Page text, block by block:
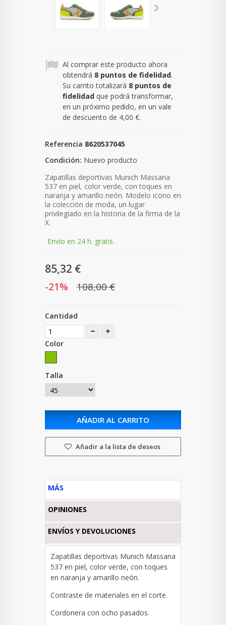
Al comprar este producto ahora
obtendrá 8 puntos de fidelidad.
Su carrito totalizará 8 puntos de
fidelidad que podrá transformar,
en un próximo pedido, en un vale
de descuento de 4,00 €.
Referencia 8620537045
Condición: Nuevo producto
Zapatillas deportivas Munich Massana
537 en piel, color verde, con toques en
naranja y amarillo neón. Modelo icono en
la colección de moda, un lugar
privilegiado en la historia de la firma de la
X.
Envío en 24 h. gratis.
85,32 €
-21% 108,00 €
Cantidad
Color
Talla
AÑADIR AL CARRITO
Añadir a la lista de deseos
MÁS
OPINIONES
ENVÍOS Y DEVOLUCIONES
Zapatillas deportivas Munich Massana
537 en piel, color verde, con toques
en naranja y amarillo neón.
Contraste de materiales en el corte.
Cordonera con ocho pasados.